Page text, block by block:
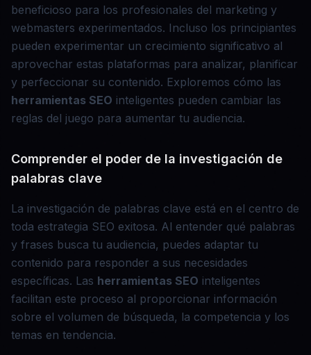
beneficioso para los profesionales del marketing y
webmasters experimentados. Incluso los principiantes
pueden experimentar un crecimiento significativo al
aprovechar estas plataformas para analizar, planificar
y perfeccionar su contenido. Exploremos cómo las
herramientas SEO inteligentes pueden cambiar las
reglas del juego para aumentar tu audiencia.
Comprender el poder de la investigación de
palabras clave
La investigación de palabras clave está en el centro de
toda estrategia SEO exitosa. Al entender qué palabras
y frases busca tu audiencia, puedes adaptar tu
contenido para responder a sus necesidades
específicas. Las herramientas SEO inteligentes
facilitan este proceso al proporcionar información
sobre el volumen de búsqueda, la competencia y los
temas en tendencia.